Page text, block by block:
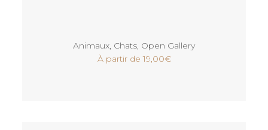
Animaux Chats Open Gallery
À partir de19,00€